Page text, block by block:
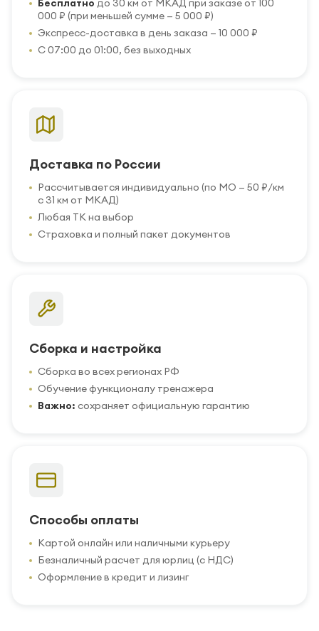
Бесплатно до 30 км от МКАД при заказе от 100
000 ₽ (при меньшей сумме — 5 000 ₽)
Экспресс-доставка в день заказа — 10 000 ₽
С 07:00 до 01:00, без выходных
Доставка по России
Рассчитывается индивидуально (по МО — 50 ₽/км
с 31 км от МКАД)
Любая ТК на выбор
Страховка и полный пакет документов
Сборка и настройка
Сборка во всех регионах РФ
Обучение функционалу тренажера
Важно: сохраняет официальную гарантию
Способы оплаты
Картой онлайн или наличными курьеру
Безналичный расчет для юрлиц (с НДС)
Оформление в кредит и лизинг